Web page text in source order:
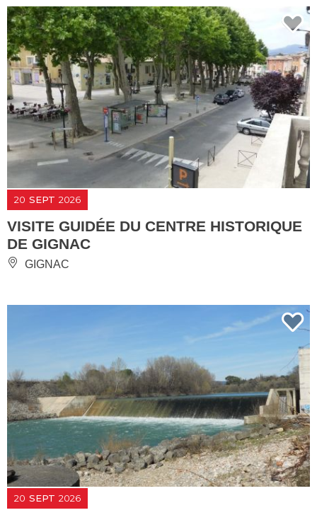
20 SEPT 2026
VISITE GUIDÉE DU CENTRE HISTORIQUE
DE GIGNAC
GIGNAC
20 SEPT 2026